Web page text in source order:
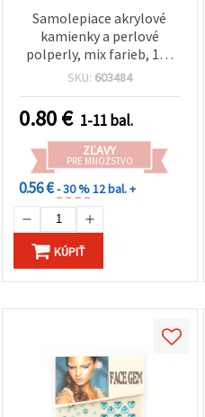
Samolepiace akrylové
kamienky a perlové
polperly, mix farieb, 124
ks
SKU: 603484
0.80€ 1-11 bal.
ZĽAVY
PRE MNOŽSTVO
0.56 €- 30 %12 bal. +
KÚPIŤ